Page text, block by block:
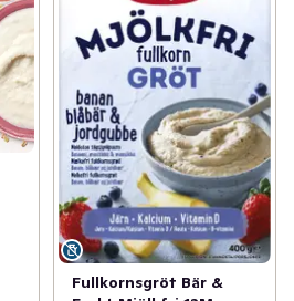
Fullkornsgröt Bär &